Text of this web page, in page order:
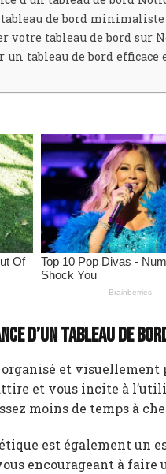
tableau de bord minimaliste
votre tableau de bord sur
tableau de bord efficace
d’un tableau de
organisé et
et vous incite à
moins de temps à
est également un
encourageant à